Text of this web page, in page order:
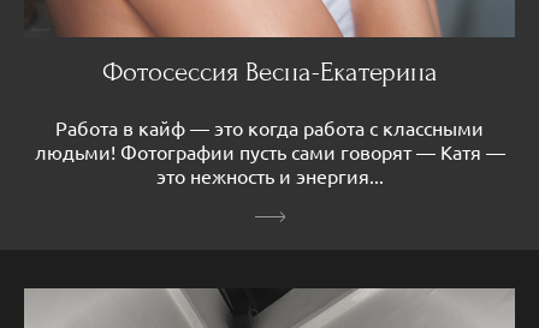
Фотосессия Весна-Екатерина
Работа в кайф — это когда работа с классными
людьми! Фотографии пусть сами говорят — Катя —
это нежность и энергия...